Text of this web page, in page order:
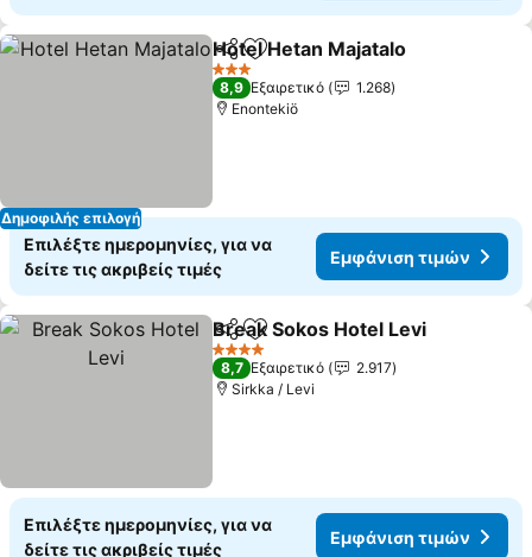
Δημοφιλής επιλογή
Κοινοποίηση
Προσθήκη στα αγαπημένα
Hotel Hetan Majatalo
3 Αστέρια
8,9 Εξαιρετικό
1.268
Enontekiö
Επιλέξτε ημερομηνίες, για να
δείτε τις ακριβείς τιμές
Εμφάνιση τιμών
Κοινοποίηση
Προσθήκη στα αγαπημένα
Break Sokos Hotel Levi
4 Αστέρια
8,7 Εξαιρετικό
2.917
Sirkka / Levi
Επιλέξτε ημερομηνίες, για να
δείτε τις ακριβείς τιμές
Εμφάνιση τιμών